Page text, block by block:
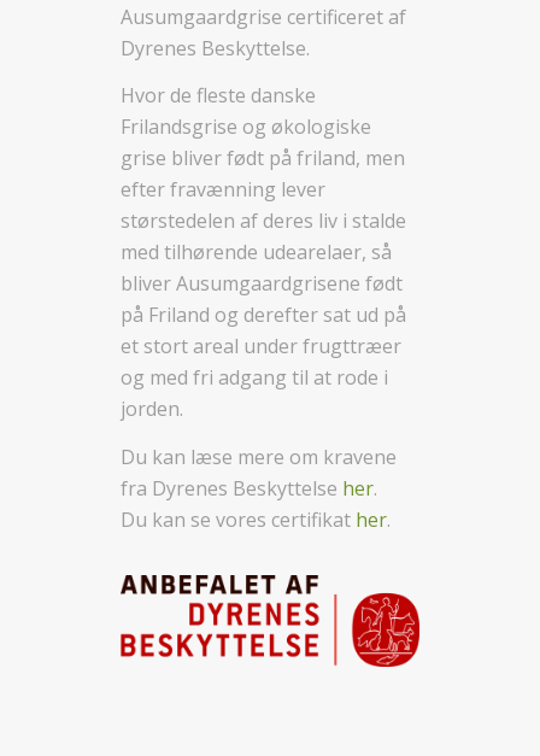
Ausumgaardgrise certificeret af
Dyrenes Beskyttelse.
Hvor de fleste danske
Frilandsgrise og økologiske
grise bliver født på friland, men
efter fravænning lever
størstedelen af deres liv i stalde
med tilhørende udearelaer, så
bliver Ausumgaardgrisene født
på Friland og derefter sat ud på
et stort areal under frugttræer
og med fri adgang til at rode i
jorden.
Du kan læse mere om kravene
fra Dyrenes Beskyttelse her.
Du kan se vores certifikat her.